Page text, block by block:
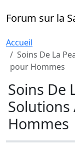
Forum sur la
Accueil
Soins De La
pour Hommes
Soins De
Hommes